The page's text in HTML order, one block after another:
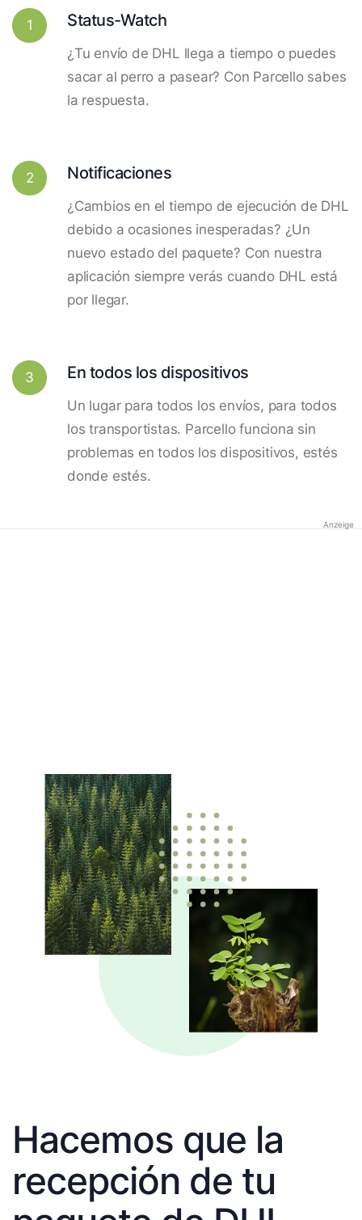
1 Status-Watch
¿Tu envío de DHL llega a tiempo o puedes
sacar al perro a pasear? Con Parcello sabes
la respuesta.
2 Notificaciones
¿Cambios en el tiempo de ejecución de DHL
debido a ocasiones inesperadas? ¿Un
nuevo estado del paquete? Con nuestra
aplicación siempre verás cuando DHL está
por llegar.
3 En todos los dispositivos
Un lugar para todos los envíos, para todos
los transportistas. Parcello funciona sin
problemas en todos los dispositivos, estés
donde estés.
Anzeige
Hacemos que la
recepción de tu